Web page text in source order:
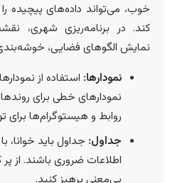
می‌تواند داده‌های پیچیده را
در برنامه‌ریزی شهری، نقشه‌ها
الگوهای فضایی، خوشه‌بندی‌ها
نمودارها:استفاده از نمودارهای
نمودارهای خطی برای روندها،
روابط و هیستوگرام‌ها برای توزیع.
جداول:جداول باید خوانا، با
اطلاعات ضروری باشند. از پر
بی‌معنی پرهیز کنید.